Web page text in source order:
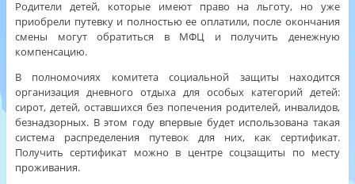
Родители детей, которые имеют право на льготу, но уже
приобрели путевку и полностью ее оплатили, после окончания
смены могут обратиться в МФЦ и получить денежную
компенсацию.
В полномочиях комитета социальной защиты находится
организация дневного отдыха для особых категорий детей:
сирот, детей, оставшихся без попечения родителей, инвалидов,
безнадзорных. В этом году впервые будет использована такая
система распределения путевок для них, как сертификат.
Получить сертификат можно в центре соцзащиты по месту
проживания.